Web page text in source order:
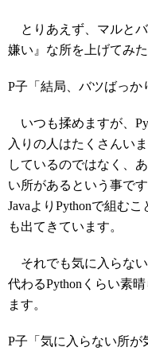
とりあえず、マルと
嫌い』な所を上げてみた
P子「結局、バツばっか
いつも揉めますが、
入りの人はたくさんい
しているのではなく、
い所があるという事で
JavaよりPythonで組む
も出てきています。
それでも気に入らない
代わるPythonくらい素
ます。
P子「気に入らない所